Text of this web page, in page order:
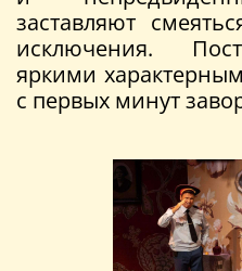
заставляют
исключения.
яркими
с первых минут